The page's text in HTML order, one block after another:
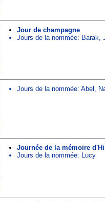
Jour de champagne
Jours de la nommée: Barak,
Jours de la nommée: Abel ,
Journée de la mémoire
Jours de la nommée: Lucy